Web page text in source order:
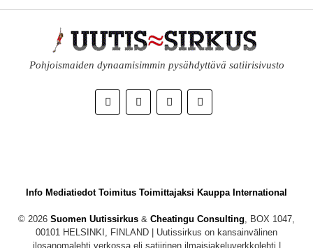
Pohjoismaiden dynaamisimmin pysähdyttävä satiirisivusto
Info Mediatiedot Toimitus Toimittajaksi Kauppa International
© 2026 Suomen Uutissirkus & Cheatingu Consulting , BOX 1047,
00101 HELSINKI, FINLAND | Uutissirkus on kansainvälinen
ilosanomalehti verkossa eli satiirinen ilmaisjakeluverkkolehti |